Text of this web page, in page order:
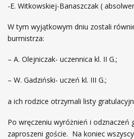
-E. Witkowskiej-Banaszczak (
W tym wyjątkowym dniu zostali
burmistrza:
– A. Olejniczak- uczennica kl. II G.;
– W. Gadziński- uczeń kl. III G.;
a ich rodzice otrzymali listy
Po wręczeniu wyróżnień i odznaczeń
zaproszeni goście. Na koniec